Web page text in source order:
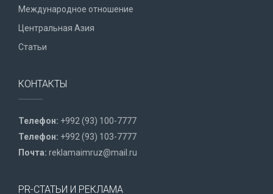
Международное отношение
Центральная Азия
Статьи
КОНТАКТЫ
Телефон: +992 (93) 100-7777
Телефон: +992 (93) 103-7777
Почта: reklamaimruz@mail.ru
PR-СТАТЬИ И РЕКЛАМА